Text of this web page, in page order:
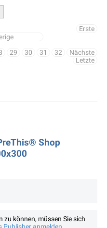
Erste
29 30 31 32
Nächste
Letzte
Shop
zu können, müssen Sie sich